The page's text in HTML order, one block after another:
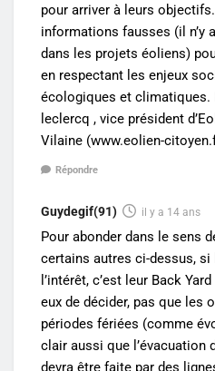
pour arriver à leurs
informations fausses (il n’y
dans les projets éoliens)
en respectant les enjeux
écologiques et climatiques.
leclercq , vice président
Vilaine (www.eolien-
Répondre
Guydegif(91) il y a 14 ans
Pour abonder dans le sens
certains autres ci-dessus,
l’intérêt, c’est leur Back
eux de décider, pas que les
périodes fériées (comme
clair aussi que l’évacuation
devra être faite par des